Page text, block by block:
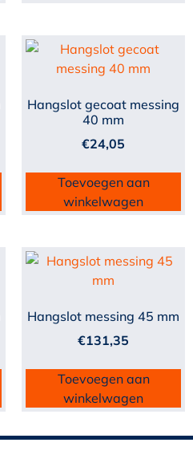
Hangslot gecoat messing
40 mm
€24,05
Toevoegen aan
winkelwagen
Hangslot messing 45 mm
€131,35
Toevoegen aan
winkelwagen